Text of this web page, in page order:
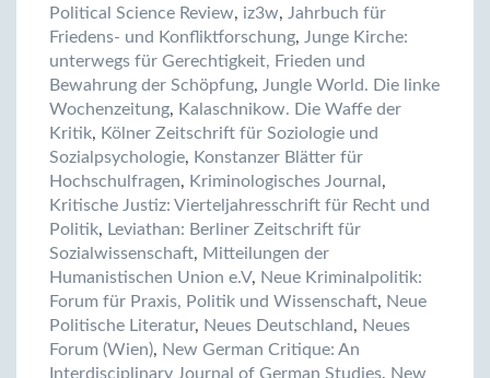
Political Science Review, iz3w, Jahrbuch für
Friedens- und Konfliktforschung, Junge Kirche:
unterwegs für Gerechtigkeit, Frieden und
Bewahrung der Schöpfung, Jungle World. Die linke
Wochenzeitung, Kalaschnikow. Die Waffe der
Kritik, Kölner Zeitschrift für Soziologie und
Sozialpsychologie, Konstanzer Blätter für
Hochschulfragen, Kriminologisches Journal ,
Kritische Justiz: Vierteljahresschrift für Recht und
Politik, Leviathan: Berliner Zeitschrift für
Sozialwissenschaft, Mitteilungen der
Humanistischen Union e.V, Neue Kriminalpolitik:
Forum für Praxis, Politik und Wissenschaft, Neue
Politische Literatur, Neues Deutschland, Neues
Forum (Wien), New German Critique: An
Interdisciplinary Journal of German Studies, New